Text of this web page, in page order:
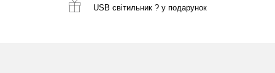
USB світильник ?у подарунок